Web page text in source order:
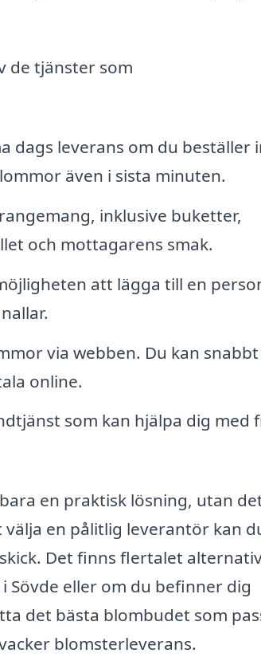
de tjänster som
dags leverans om du beställer
även i sista minuten.
inklusive buketter,
och mottagarens smak.
att lägga till en
via webben. Du kan
online.
som kan hjälpa dig med
en praktisk lösning, utan
en pålitlig leverantör kan
Det finns flertalet
eller om du befinner dig
det bästa blombudet som
blomsterleverans.